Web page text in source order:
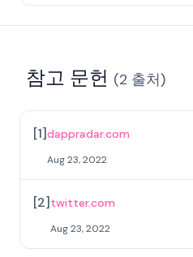
참고 문헌 (2 출처)
[1]dappradar.com
Aug 23, 2022
[2] twitter.com
Aug 23, 2022